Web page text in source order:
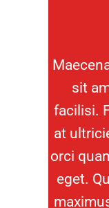
sit
facilisi.
at
orci
eget.